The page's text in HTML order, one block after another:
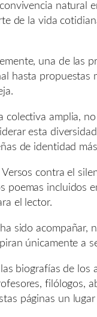
natural
de la vida
una de las
hasta
colectiva amplia,
esta
de identidad
contra el
poemas incluidos
el lector.
sido acompañar,
únicamente a
biografías de
filólogos,
páginas un